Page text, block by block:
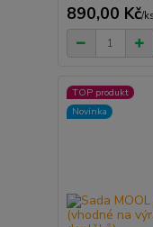
890,00 Kč/ks
TOP produkt
Novinka